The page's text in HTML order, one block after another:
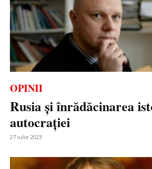
OPINII
Rusia şi înrădăcinarea
autocraţiei
27 iulie 2023